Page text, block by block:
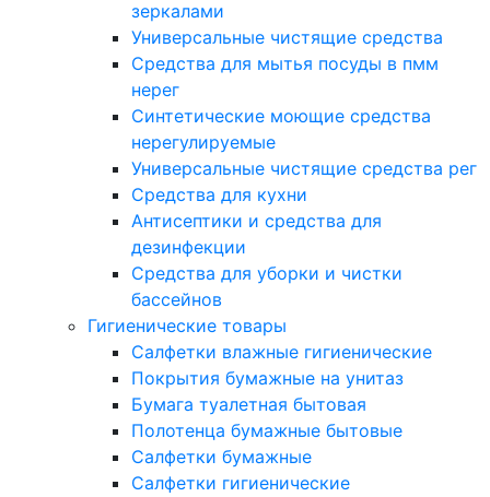
зеркалами
Универсальные чистящие средства
Средства для мытья посуды в пмм
нерег
Синтетические моющие средства
нерегулируемые
Универсальные чистящие средства рег
Средства для кухни
Антисептики и средства для
дезинфекции
Средства для уборки и чистки
бассейнов
Гигиенические товары
Салфетки влажные гигиенические
Покрытия бумажные на унитаз
Бумага туалетная бытовая
Полотенца бумажные бытовые
Салфетки бумажные
Салфетки гигиенические